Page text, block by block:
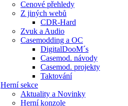
Cenové přehledy
Z jiných webů
CDR-Hard
Zvuk a Audio
Casemodding a OC
DigitalDooM´s
Casemod. návody
Casemod. projekty
Taktování
Herní sekce
Aktuality a Novinky
Herní konzole